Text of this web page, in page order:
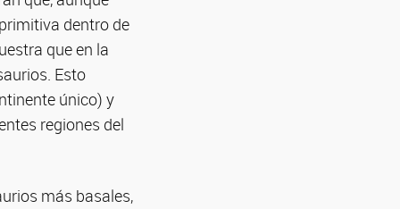
dentro de
que en la
Esto
único) y
regiones del
más basales,